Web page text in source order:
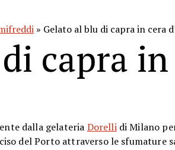
» Gelato al blu di capra in cera
capra in
dalla gelateria Dorelli di Milano
del Porto attraverso le sfumature